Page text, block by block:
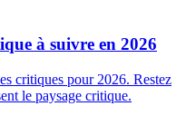
à suivre en 2026
critiques pour 2026. Restez
le paysage critique.